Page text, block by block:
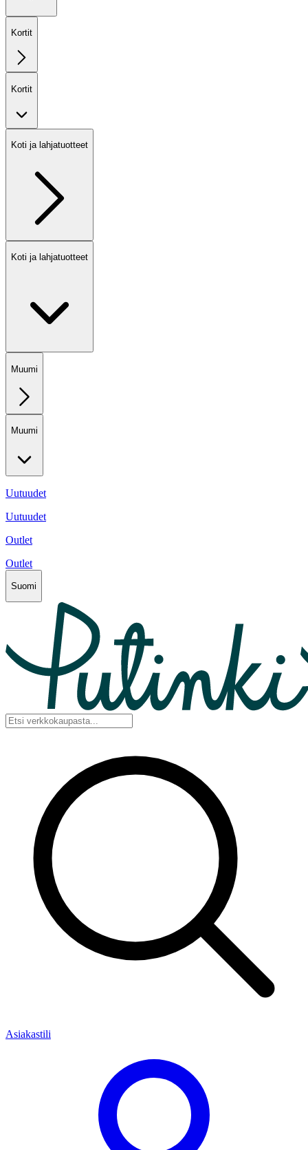
Kortit
Kortit
Koti ja lahjatuotteet
Koti ja lahjatuotteet
Muumi
Muumi
Uutuudet
Uutuudet
Outlet
Outlet
Suomi
Asiakastili